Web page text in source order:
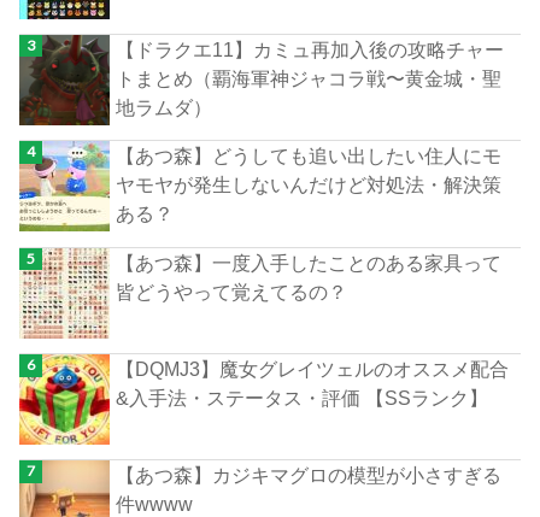
【ドラクエ11】カミュ再加入後の攻略チャー
トまとめ（覇海軍神ジャコラ戦〜黄金城・聖
地ラムダ）
【あつ森】どうしても追い出したい住人にモ
ヤモヤが発生しないんだけど対処法・解決策
ある？
【あつ森】一度入手したことのある家具って
皆どうやって覚えてるの？
【DQMJ3】魔女グレイツェルのオススメ配合
&入手法・ステータス・評価 【SSランク】
【あつ森】カジキマグロの模型が小さすぎる
件wwww